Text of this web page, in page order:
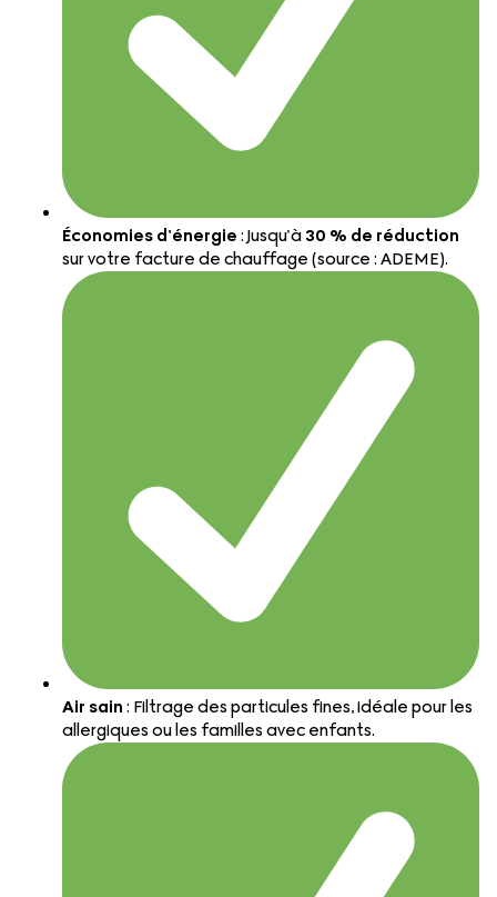
Économies d’énergie: Jusqu’à30 % de réduction
sur votre facture de chauffage (source : ADEME).
Air sain: Filtrage des particules fines, idéale pour les
allergiques ou les familles avec enfants.